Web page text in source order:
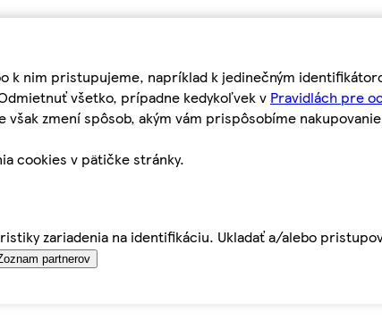
k nim pristupujeme, napríklad k jedinečným
všetko, prípadne kedykoľvek v Pravidlách pre
zmení spôsob, akým vám prispôsobíme
cookies v pätičke stránky.
zariadenia na identifikáciu. Ukladať a/alebo
partnerov